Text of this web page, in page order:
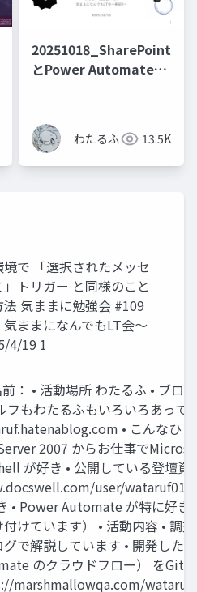
20251018_SharePoint
とPower Automateと
わたるふ 13.5K
で 「選択されたメッセ
トリガー と同様のこと
法 気ままに勉強会 #109
ままになんでもLT会～
4/19 1
： • 活動場所 わたるふ • ブロ
フもわたるふもいろいろあって
• こんなひと
2007 からお仕事で
が好き • 公開している登壇資
user/wataruf01
• Power Automate が特に好き
付けています） • 活動内容 • 調
グで解説しています • 開発した
のクラウドフロー） を
marshmallowqa.com/